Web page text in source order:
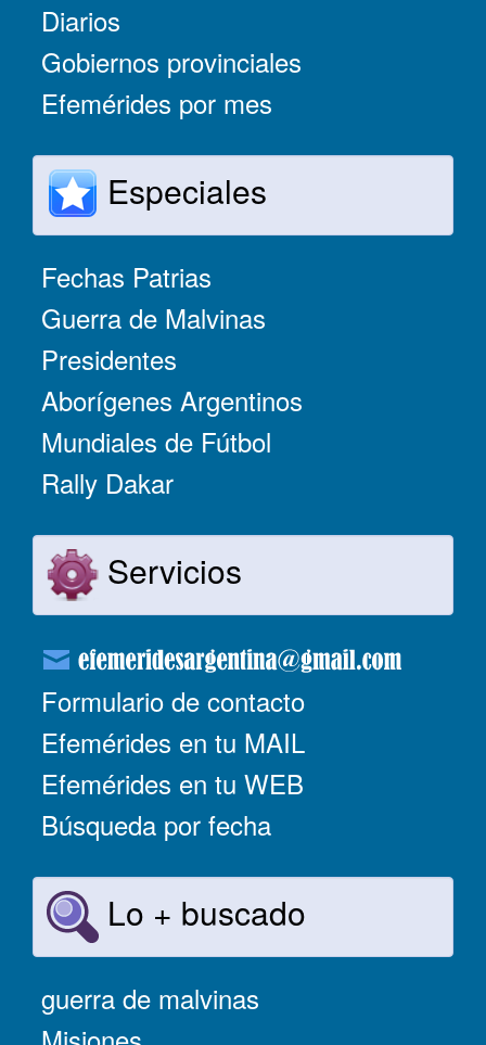
Diarios
Gobiernos provinciales
Efemérides por mes
Especiales
Fechas Patrias
Guerra de Malvinas
Presidentes
Aborígenes Argentinos
Mundiales de Fútbol
Rally Dakar
Servicios
Formulario de contacto
Efemérides en tu MAIL
Efemérides en tu WEB
Búsqueda por fecha
Lo + buscado
guerra de malvinas